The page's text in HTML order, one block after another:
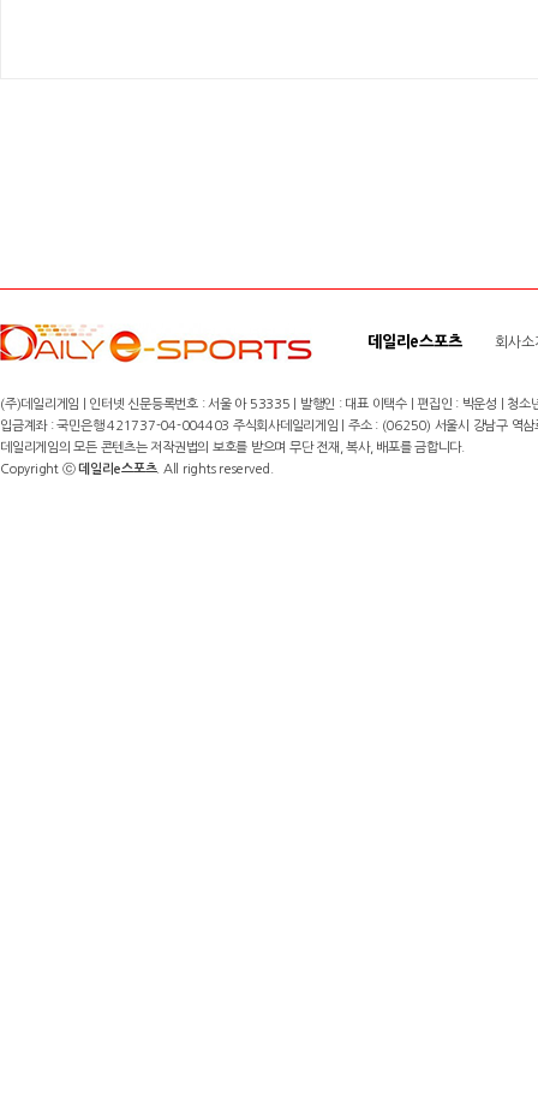
데일리e스포츠 회사소
(주)데일리게임 | 인터넷 신문등록번호 : 서울 아 53335 | 발행인 : 대표 이택수 | 편집인 : 박운성 |
입금계좌 : 국민은행 421737-04-004403 주식회사데일리게임 | 주소 : (06250) 서울시 강남구
데일리게임의 모든 콘텐츠는 저작권법의 보호를 받으며 무단 전재, 복사, 배포를 금합니다.
Copyright ⓒ데일리e스포츠. All rights reserved.